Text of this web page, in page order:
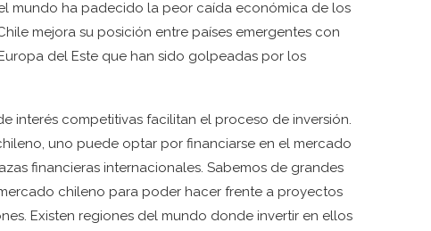
mundo ha padecido la peor caída económica de los
mejora su posición entre países emergentes con
del Este que han sido golpeadas por los
interés competitivas facilitan el proceso de inversión.
uno puede optar por financiarse en el mercado
financieras internacionales. Sabemos de grandes
chileno para poder hacer frente a proyectos
Existen regiones del mundo donde invertir en ellos